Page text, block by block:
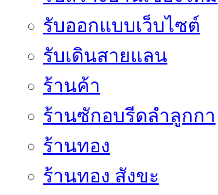
รับออกแบบเว็บไซต์
รับเดินสายแลน
ร้านค้า
ร้านซักอบรีดลำลูกกา
ร้านทอง
ร้านทอง สังขะ